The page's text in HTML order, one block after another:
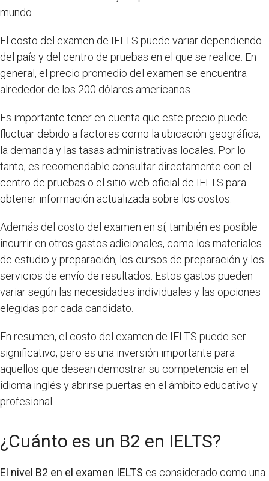
mundo.
El costo del examen de IELTS puede variar dependiendo
del país y del centro de pruebas en el que se realice. En
general, el precio promedio del examen se encuentra
alrededor de los 200 dólares americanos.
Es importante tener en cuenta que este precio puede
fluctuar debido a factores como la ubicación geográfica,
la demanda y las tasas administrativas locales. Por lo
tanto, es recomendable consultar directamente con el
centro de pruebas o el sitio web oficial de IELTS para
obtener información actualizada sobre los costos.
Además del costo del examen en sí, también es posible
incurrir en otros gastos adicionales, como los materiales
de estudio y preparación, los cursos de preparación y los
servicios de envío de resultados. Estos gastos pueden
variar según las necesidades individuales y las opciones
elegidas por cada candidato.
En resumen, el costo del examen de IELTS puede ser
significativo, pero es una inversión importante para
aquellos que desean demostrar su competencia en el
idioma inglés y abrirse puertas en el ámbito educativo y
profesional.
¿Cuánto es un B2 en IELTS?
El nivel B2 en el examen IELTS es considerado como una